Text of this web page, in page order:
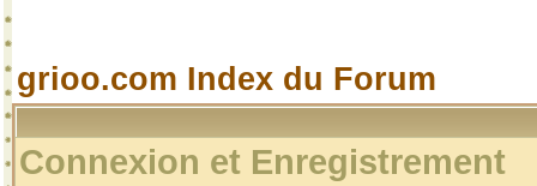
grioo.com Index du Forum
Connexion et Enregistrement